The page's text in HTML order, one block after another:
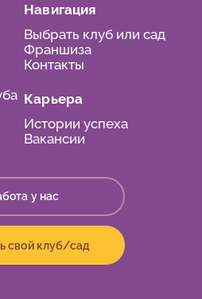
Навигация
Выбрать клуб или сад
Франшиза
Контакты
Карьера
Истории успеха
Вакансии
у нас
свой клуб/сад